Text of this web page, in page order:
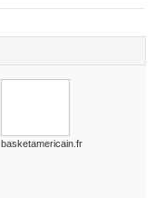
basketamericain.fr